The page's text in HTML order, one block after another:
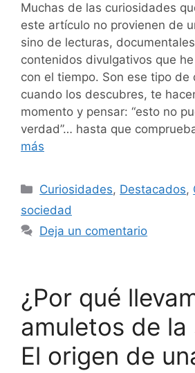
Muchas de las curiosidades
este artículo no provienen de
sino de lecturas,
contenidos divulgativos que
con el tiempo. Son ese tipo de
cuando los descubres, te
momento y pensar: “esto no
verdad”… hasta que
más
Categorías
Curiosidades, Destacados,
sociedad
Deja un comentario
¿Por qué
amuletos de la
El origen de